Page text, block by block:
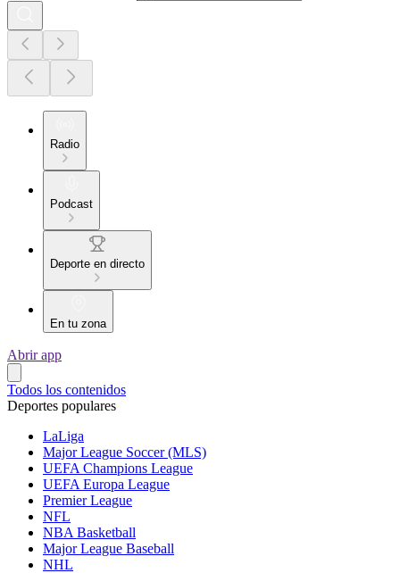
Radio
Podcast
Deporte en directo
En tu zona
Abrir app
Todos los contenidos
Deportes populares
LaLiga
Major League Soccer (MLS)
UEFA Champions League
UEFA Europa League
Premier League
NFL
NBA Basketball
Major League Baseball
NHL